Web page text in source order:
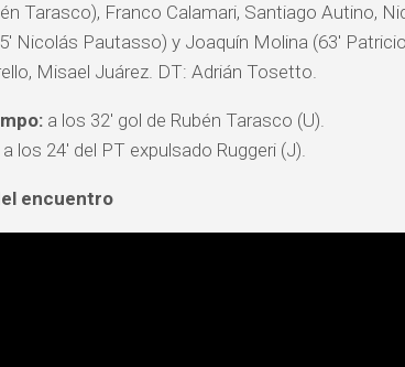
Tarasco), Franco Calamari, Santiago Autino,
Nicolás Pautasso) y Joaquín Molina (63′
Misael Juárez. DT: Adrián Tosetto.
a los 32′ gol de Rubén Tarasco (U).
a los 24′ del PT expulsado Ruggeri (J).
encuentro